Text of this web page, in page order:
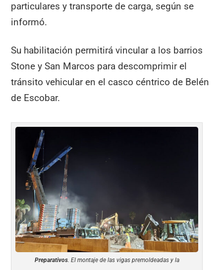
particulares y transporte de carga, según se
informó.
Su habilitación permitirá vincular a los barrios
Stone y San Marcos para descomprimir el
tránsito vehicular en el casco céntrico de Belén
de Escobar.
Preparativos. El montaje de las vigas premoldeadas y la